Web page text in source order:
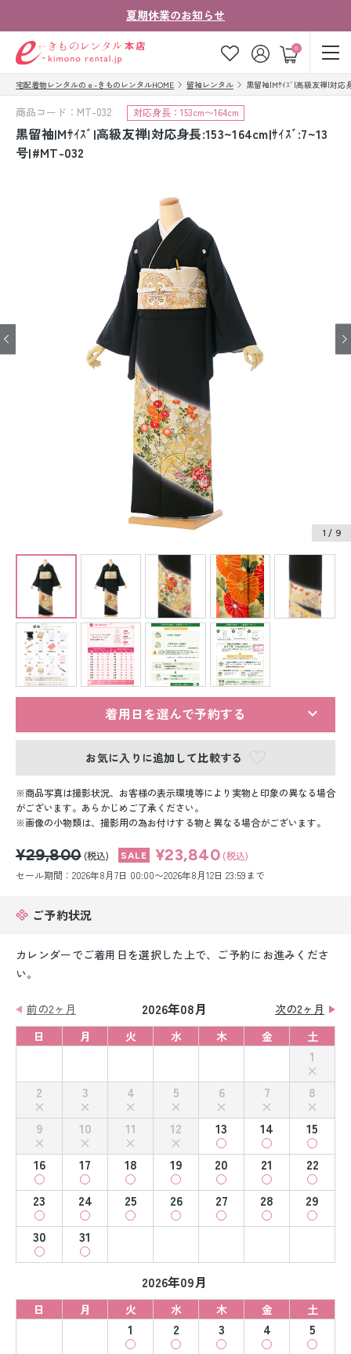
夏期休業のお知らせ
0
ゲスト
お気に入り ログイン カート
ご注文の流れ
会社案内
法人・グループの
お客様はこちら
訪問着・付下げレンタル
ジュニア着物レンタル
ジュニア洋装レンタル
ベビー洋装レンタル
紋付袴レンタル
男性礼装レンタル
スーツレンタル
色打掛&紋付袴レンタル
白無垢&紋付袴レンタル
宅配着物レンタルのｅ-きものレンタルHOME 留袖レンタル 黒留袖|Mｻｲｽﾞ|高級友禅|対応
商品コード：MT-032 対応身長：153cm〜164cm
黒留袖|Mｻｲｽﾞ|高級友禅|対応身長:153~164cm|ｻｲｽﾞ:7~13
号|#MT-032
1 / 9
着用日を選んで予約する
お気に入りに追加して比較する
商品写真は撮影状況、お客様の表示環境等により実物と印象の異なる場合
がございます。あらかじめご了承ください。
画像の小物類は、撮影用の為お付けする物と異なる場合がございます。
¥29,800 (税込) ¥23,840 (税込)
セール期間：2026年8月7日 00:00〜2026年8月12日 23:59まで
ご予約状況
カレンダーでご着用日を選択した上で、ご予約にお進みくださ
い。
前の2ヶ月 2026年08月
次の2ヶ月
日
月 火 水 木 金 土
1
2
3 4 5 6 7
8
9
10 11 12 13 14
15
16
17 18 19 20 21
22
23
24 25 26 27 28
29
30
31
2026年09月
日 月 火 水 木 金 土
1 2 3 4
5